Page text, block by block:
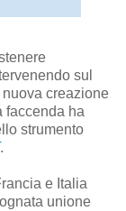
sul
creazione
faccenda ha
strumento
.
e Italia
unione